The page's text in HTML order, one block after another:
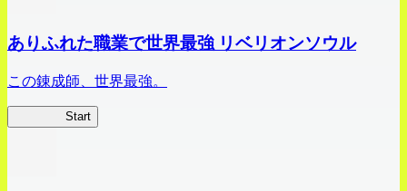
ありふれた職業で世界最強 リベリオンソウル
この錬成師、世界最強。
Start